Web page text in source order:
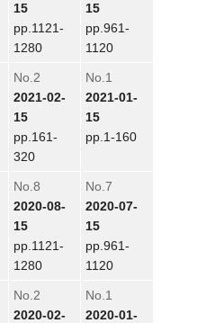
15
pp.1121-
1280
15
pp.961-
1120
No.2
2021-02-
15
pp.161-
320
No.1
2021-01-
15
pp.1-160
No.8
2020-08-
15
pp.1121-
1280
No.7
2020-07-
15
pp.961-
1120
No.2
2020-02-
No.1
2020-01-